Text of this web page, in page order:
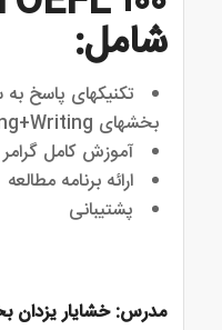
شامل:
تكنيكهاى پاسخ
بخشهاى Reading+Listening+Speaking+Writing
آموزش کامل گرامر
ارائه برنامه مطالعه
مدرس:خشایار